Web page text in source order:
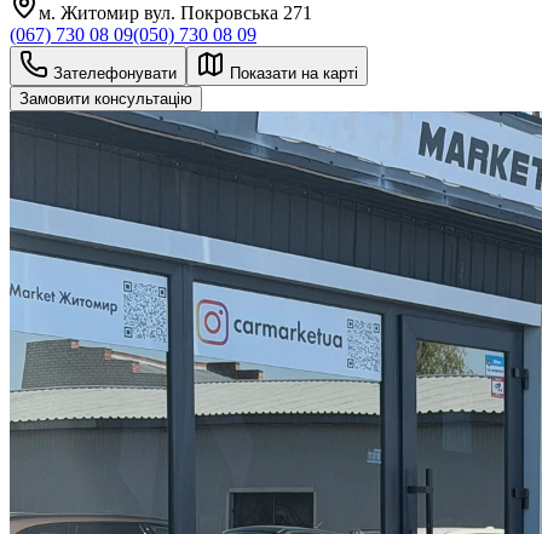
м. Житомир вул. Покровська 271
(067) 730 08 09(050) 730 08 09
Зателефонувати
Показати на карті
Замовити консультацію